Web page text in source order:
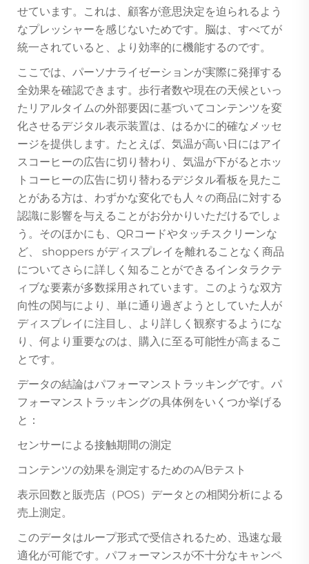
せています。これは、顧客が意思決定を迫られるよう
なプレッシャーを感じないためです。脳は、すべてが
統一されていると、より効率的に機能するのです。
ここでは、パーソナライゼーションが実際に発揮する
全効果を確認できます。歩行者数や現在の天候といっ
たリアルタイムの外部要因に基づいてコンテンツを変
化させるデジタル表示装置は、はるかに的確なメッセ
ージを提供します。たとえば、気温が高い日にはアイ
スコーヒーの広告に切り替わり、気温が下がるとホッ
トコーヒーの広告に切り替わるデジタル看板を見たこ
とがある方は、わずかな変化でも人々の商品に対する
認識に影響を与えることがお分かりいただけるでしょ
う。そのほかにも、QRコードやタッチスクリーンな
ど、 shoppers がディスプレイを離れることなく商品
についてさらに詳しく知ることができるインタラクテ
ィブな要素が多数採用されています。このような双方
向性の関与により、単に通り過ぎようとしていた人が
ディスプレイに注目し、より詳しく観察するようにな
り、何より重要なのは、購入に至る可能性が高まるこ
とです。
データの結論はパフォーマンストラッキングです。パ
フォーマンストラッキングの具体例をいくつか挙げる
と：
センサーによる接触期間の測定
コンテンツの効果を測定するためのA/Bテスト
表示回数と販売店（POS）データとの相関分析による
売上測定。
このデータはループ形式で受信されるため、迅速な最
適化が可能です。パフォーマンスが不十分なキャンペ